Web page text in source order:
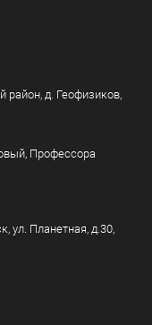
район, д. Геофизиков,
Профессора
ул. Планетная, д.30,